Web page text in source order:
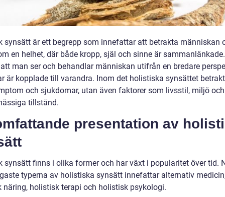
synsätt är ett begrepp som innefattar att betrakta människan
en helhet, där både kropp, själ och sinne är
man ser och behandlar människan utifrån en bredare
är kopplade till varandra. Inom det holistiska synsättet
och sjukdomar, utan även faktorer som livsstil, miljö och
tillstånd.
presentation av
synsätt finns i olika former och har växt i popularitet över tid.
typerna av holistiska synsätt innefattar alternativ
näring, holistisk terapi och holistisk psykologi.